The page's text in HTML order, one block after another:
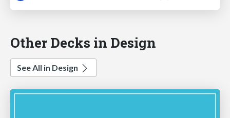
Other Decks in Design
See All in Design